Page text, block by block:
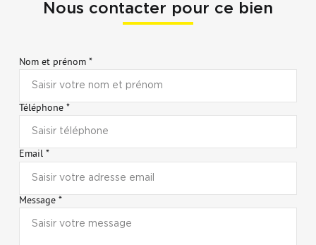
Nous contacter pour ce bien
Nom et prénom *
Téléphone *
Email *
Message *